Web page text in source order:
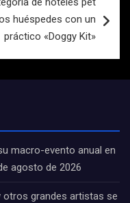
huéspedes con un
práctico «Doggy Kit»
macro-evento anual en
agosto de 2026
otros grandes artistas se